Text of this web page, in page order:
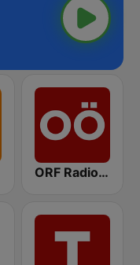
ORF Radio Oberösterreich